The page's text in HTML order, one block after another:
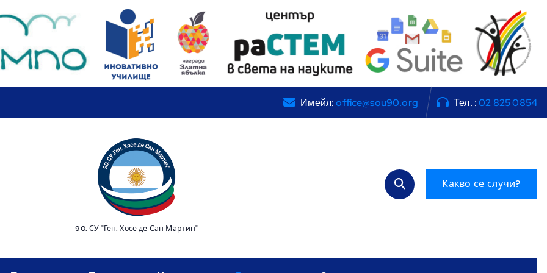
Имейл: office@sou90.org Тел. : 02 825 0854
90. СУ "Ген. Хосе де Сан Мартин"